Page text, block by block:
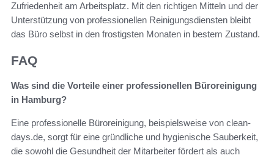
Zufriedenheit am Arbeitsplatz. Mit den richtigen Mitteln und der
Unterstützung von professionellen Reinigungsdiensten bleibt
das Büro selbst in den frostigsten Monaten in bestem Zustand.
FAQ
Was sind die Vorteile einer professionellen Büroreinigung
in Hamburg?
Eine professionelle Büroreinigung, beispielsweise von clean-
days.de, sorgt für eine gründliche und hygienische Sauberkeit,
die sowohl die Gesundheit der Mitarbeiter fördert als auch